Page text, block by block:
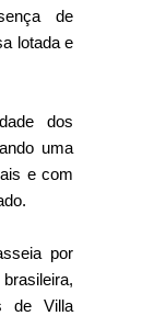
de
lotada e
dos
uma
e com
por
de Villa